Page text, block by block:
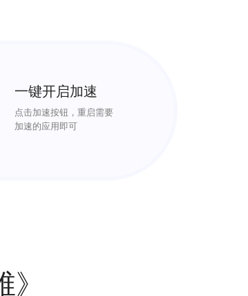
一键开启加速
点击加速按钮，重启需要
加速的应用即可